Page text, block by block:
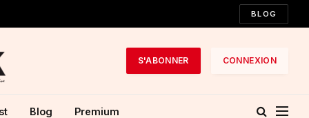
BLOG
S'ABONNER CONNEXION
Blog Premium